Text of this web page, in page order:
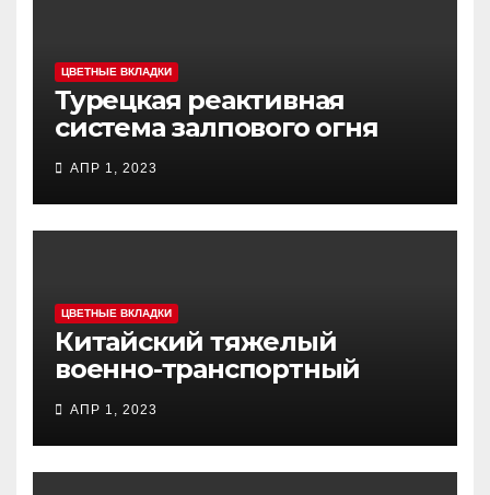
ЦВЕТНЫЕ ВКЛАДКИ
Турецкая реактивная
система залпового огня
MCL (Multi-Caliber Launcher)
АПР 1, 2023
ЦВЕТНЫЕ ВКЛАДКИ
Китайский тяжелый
военно-транспортный
самолет (BTC) Y-20
(«ЮНЬ-20») «Куньпин»
АПР 1, 2023